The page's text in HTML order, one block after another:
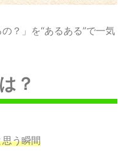
？」を“あるある”で一気
？
う瞬間